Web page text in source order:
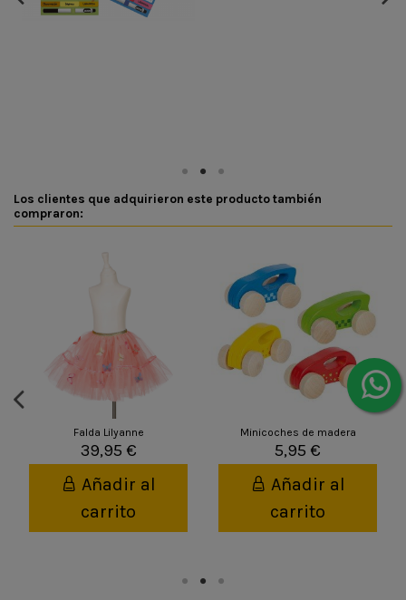
Los clientes que adquirieron este producto también
compraron:
Falda Lilyanne
39,95 €
Añadir al
carrito
Minicoches de madera
5,95 €
Añadir al
carrito